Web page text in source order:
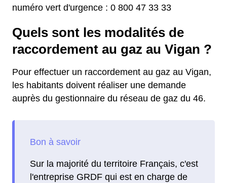
numéro vert d'urgence : 0 800 47 33 33
Quels sont les modalités de
raccordement au gaz au Vigan ?
Pour effectuer un raccordement au gaz au Vigan,
les habitants doivent réaliser une demande
auprès du gestionnaire du réseau de gaz du 46.
Sur la majorité du territoire Français, c'est
l'entreprise GRDF qui est en charge de